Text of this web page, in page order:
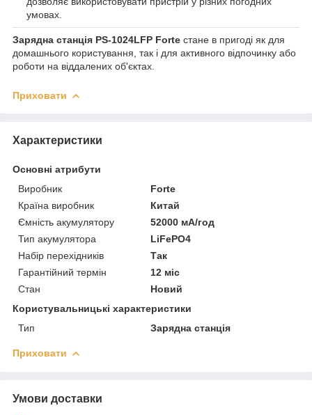
умовах.
Зарядна станція PS-1024LFP Forte стане в пригоді як для
домашнього користування, так і для активного відпочинку або
роботи на віддалених об'єктах.
Приховати
Характеристики
Основні атрибути
Виробник
Forte
Країна виробник
Китай
Ємність акумулятору
52000 мА/год
Тип акумулятора
LiFePO4
Набір перехідників
Так
Гарантійний термін
12 міс
Стан
Новий
Користувальницькі характеристики
Тип
Зарядна станція
Приховати
Умови доставки